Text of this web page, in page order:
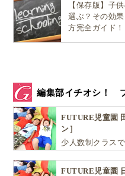
【保存版】子
選ぶ？その効
方完全ガイド！
編集部イチオシ！
FUTURE児童園
ン］
少人数制クラス
FUTURE児童園